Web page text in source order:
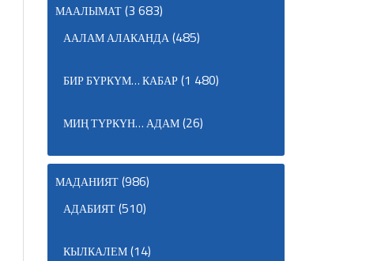
МААЛЫМАТ(3 683)
ААЛАМ АЛАКАНДА(485)
БИР БҮРКҮМ… КАБАР(1 480)
МИҢ ТҮРКҮН… АДАМ(26)
МАДАНИЯТ(986)
АДАБИЯТ(510)
КЫЛКАЛЕМ(14)